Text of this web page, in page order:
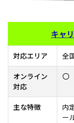
キャ
対応エリア 全
オンライン
対応
〇
主な特徴
内
ー